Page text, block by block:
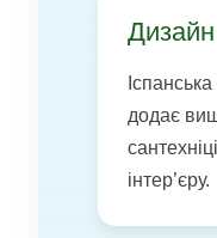
Дизайн
додає
інтер’єру.